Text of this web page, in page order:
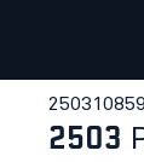
25031085
2503